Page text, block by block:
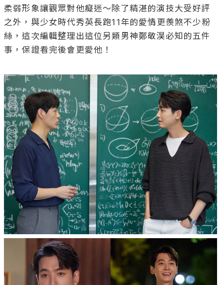
柔弱形象讓觀眾對他癡迷～除了精湛的演技大受好評
之外，與少女時代秀英長跑11年的愛情更羨煞不少粉
絲，這次編輯整理出這位另類男神鄭敬淏必知的五件
事，保證看完後會更愛他！